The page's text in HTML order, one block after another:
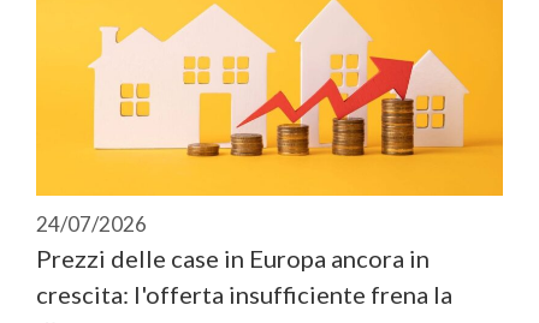
24/07/2026
Prezzi delle case in Europa ancora in
crescita: l'offerta insufficiente frena la